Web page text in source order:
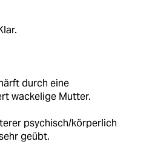
durch eine
wackelige Mutter.
psychisch/körperlich
geübt.